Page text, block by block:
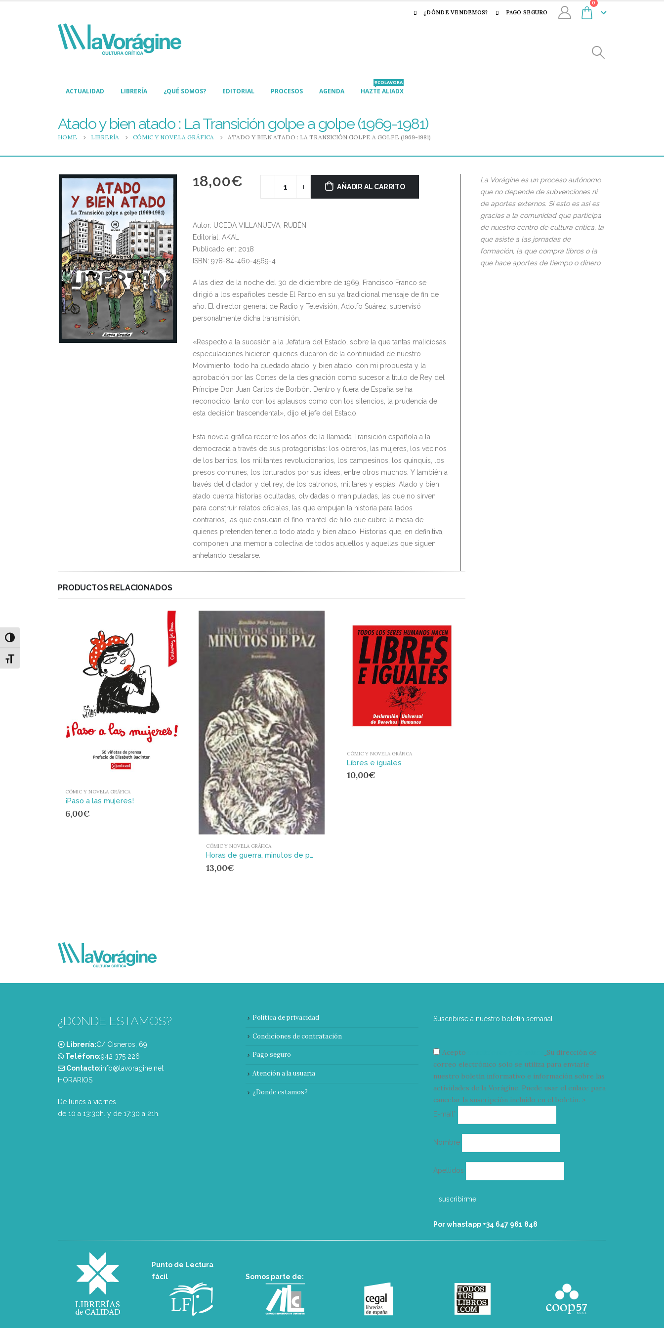
Alternar alto contraste
Alternar tamaño de letra
¿DÓNDE VENDEMOS? PAGO SEGURO
0
ACTUALIDAD LIBRERÍA ¿QUÉ SOMOS? EDITORIAL PROCESOS AGENDA HAZTE ALIADX
#COLAVORA
Atado y bien atado : La Transición golpe a golpe (1969-1981)
HOME LIBRERÍA CÓMIC Y NOVELA GRÁFICA ATADO Y BIEN ATADO : LA TRANSICIÓN GOLPE A GOLPE (1969-1981)
18,00€ AÑADIR AL CARRITO
Autor: UCEDA VILLANUEVA, RUBÉN
Editorial: AKAL
Publicado en: 2018
ISBN: 978-84-460-4569-4
A las diez de la noche del 30 de diciembre de 1969, Francisco Franco se
dirigió a los españoles desde El Pardo en su ya tradicional mensaje de fin de
año. El director general de Radio y Televisión, Adolfo Suárez, supervisó
personalmente dicha transmisión.
«Respecto a la sucesión a la Jefatura del Estado, sobre la que tantas maliciosas
especulaciones hicieron quienes dudaron de la continuidad de nuestro
Movimiento, todo ha quedado atado, y bien atado, con mi propuesta y la
aprobación por las Cortes de la designación como sucesor a título de Rey del
Príncipe Don Juan Carlos de Borbón. Dentro y fuera de España se ha
reconocido, tanto con los aplausos como con los silencios, la prudencia de
esta decisión trascendental», dijo el jefe del Estado.
Esta novela gráfica recorre los años de la llamada Transición española a la
democracia a través de sus protagonistas: los obreros, las mujeres, los vecinos
de los barrios, los militantes revolucionarios, los campesinos, los quinquis, los
presos comunes, los torturados por sus ideas, entre otros muchos. Y también a
través del dictador y del rey, de los patronos, militares y espías. Atado y bien
atado cuenta historias ocultadas, olvidadas o manipuladas, las que no sirven
para construir relatos oficiales, las que empujan la historia para lados
contrarios, las que ensucian el fino mantel de hilo que cubre la mesa de
quienes pretenden tenerlo todo atado y bien atado. Historias que, en definitiva,
componen una memoria colectiva de todos aquellos y aquellas que siguen
anhelando desatarse.
PRODUCTOS RELACIONADOS
CÓMIC Y NOVELA GRÁFICA
¡Paso a las mujeres!
6,00€
CÓMIC Y NOVELA GRÁFICA
Horas de guerra, minutos de paz
13,00€
CÓMIC Y NOVELA GRÁFICA
Libres e iguales
10,00€
La Vorágine es un proceso autónomo
que no depende de subvenciones ni
de aportes externos. Si esto es así es
gracias a la comunidad que participa
de nuestro centro de cultura crítica, la
que asiste a las jornadas de
formación, la que compra libros o la
que hace aportes de tiempo o dinero.
¿DONDE ESTAMOS?
Librería:C/ Cisneros, 69
Teléfono:‭942 375 226‬
Contacto:info@lavoragine.net
HORARIOS
De lunes a viernes
de 10 a 13:30h. y de 17:30 a 21h.
Política de privacidad
Condiciones de contratación
Pago seguro
Atención a la usuaria
¿Donde estamos?
Suscribirse a nuestro boletín semanal
Acepto
Su dirección de
correo electrónico solo se utiliza para enviarle
nuestro boletín informativo e información sobre las
actividades de la Vorágine. Puede usar el enlace para
cancelar la suscripción incluido en el boletín. >
E-mail*
electrónico
Nombre
Apellidos
Por whastapp +34 ‭647 961 848‬
Punto de Lectura
fácil
Somos parte de: